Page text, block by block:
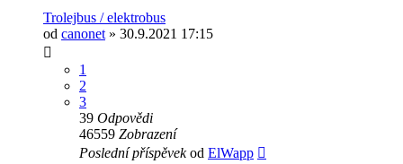
Trolejbus / elektrobus
od canonet » 30.9.2021 17:15
1
2
3
39 Odpovědi
46559 Zobrazení
Poslední příspěvekod ElWapp